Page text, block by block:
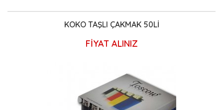
KOKO TAŞLI ÇAKMAK 50Lİ
FİYAT ALINIZ